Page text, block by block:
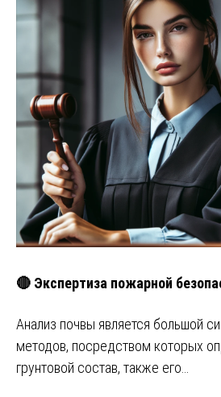
🔴 Экспертиза пожарной
Анализ почвы является большой
методов, посредством которых
грунтовой состав, также его…